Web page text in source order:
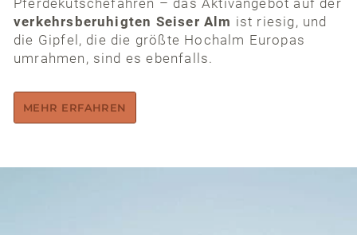
Pferdekutschefahren – das Aktivangebot auf der
verkehrsberuhigten Seiser Alm ist riesig, und
die Gipfel, die die größte Hochalm Europas
umrahmen, sind es ebenfalls.
MEHR ERFAHREN